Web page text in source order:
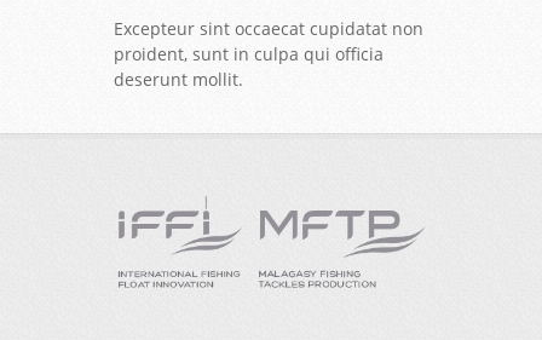
Excepteur sint occaecat cupidatat non
proident, sunt in culpa qui officia
deserunt mollit.